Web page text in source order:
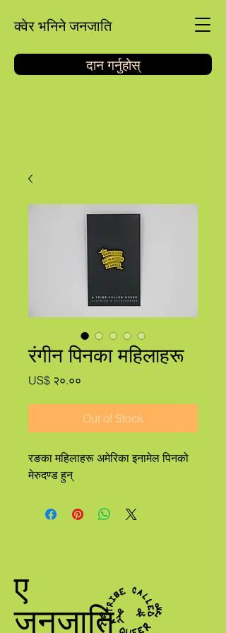
क्वेर भनिने जनजाति
दान गर्नुहोस्
रंगीन पिनका महिलाहरू
US$ २०.००
Out of Stock
रङका महिलाहरू अमेरिका इनामेल पिनको
मेरुदण्ड हुन्
ए
जनजाति